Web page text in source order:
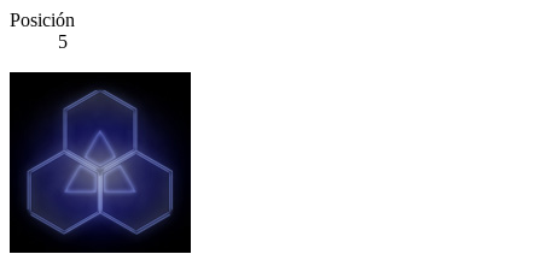
Posición
5